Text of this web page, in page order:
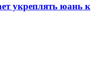
укреплять юань к